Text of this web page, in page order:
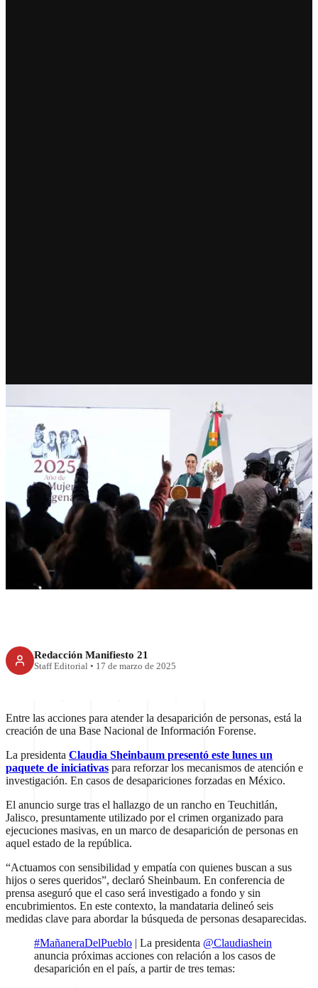
RECIENTE
Sheinbaum anuncia iniciativas
ante desaparición de personas
Redacción Manifiesto 21
Staff Editorial • 17 de marzo de 2025
Entre las acciones para atender la desaparición de personas, está la
creación de una Base Nacional de Información Forense.
La presidenta Claudia Sheinbaum presentó este lunes un
paquete de iniciativas para reforzar los mecanismos de atención e
investigación. En casos de desapariciones forzadas en México.
El anuncio surge tras el hallazgo de un rancho en Teuchitlán,
Jalisco, presuntamente utilizado por el crimen organizado para
ejecuciones masivas, en un marco de desaparición de personas en
aquel estado de la república.
“Actuamos con sensibilidad y empatía con quienes buscan a sus
hijos o seres queridos”, declaró Sheinbaum. En conferencia de
prensa aseguró que el caso será investigado a fondo y sin
encubrimientos. En este contexto, la mandataria delineó seis
medidas clave para abordar la búsqueda de personas desaparecidas.
#MañaneraDelPueblo | La presidenta @Claudiashein
anuncia próximas acciones con relación a los casos de
desaparición en el país, a partir de tres temas: